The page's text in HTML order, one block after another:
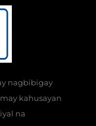
nagbibigay
kahusayan
na